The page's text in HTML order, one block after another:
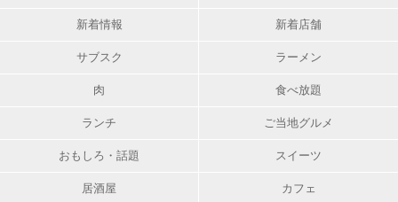
新着情報 新着店舗
サブスク ラーメン
肉 食べ放題
ランチ ご当地グルメ
おもしろ・話題 スイーツ
居酒屋 カフェ